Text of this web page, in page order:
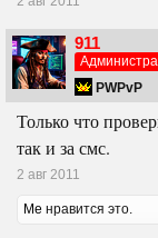
911
PWPvP
Только что
так и за смс.
2 авг 2011
Мe нравится это.